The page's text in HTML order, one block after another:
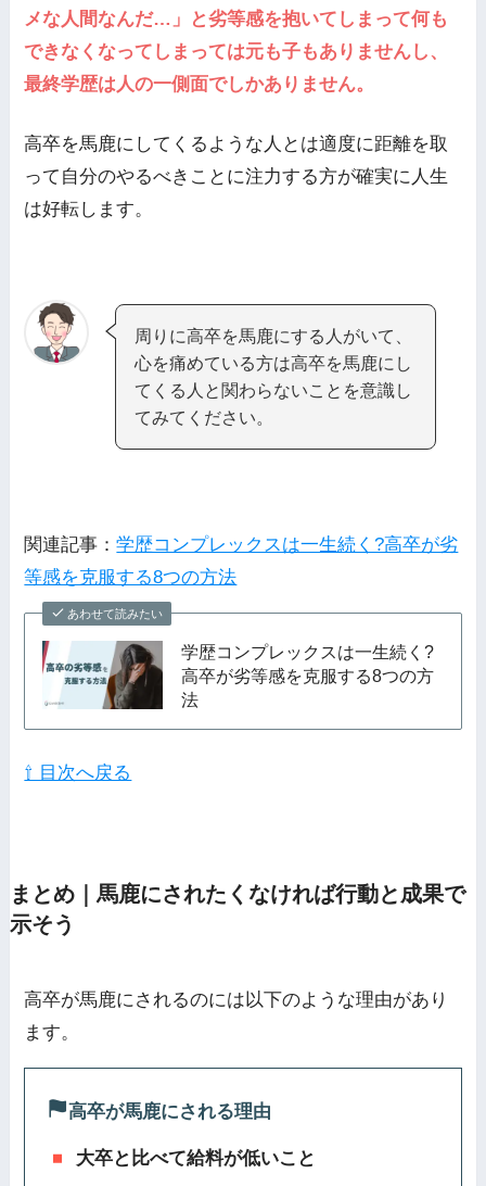
メな人間なんだ…」と劣等感を抱いてしまって何も
できなくなってしまっては元も子もありませんし、
最終学歴は人の一側面でしかありません。
高卒を馬鹿にしてくるような人とは適度に距離を取
って自分のやるべきことに注力する方が確実に人生
は好転します。
周りに高卒を馬鹿にする人がいて、
心を痛めている方は高卒を馬鹿にし
てくる人と関わらないことを意識し
てみてください。
関連記事：学歴コンプレックスは一生続く?高卒が劣
等感を克服する8つの方法
あわせて読みたい
学歴コンプレックスは一生続く?
高卒が劣等感を克服する8つの方
法
⇧ 目次へ戻る
まとめ｜馬鹿にされたくなければ行動と成果で
示そう
高卒が馬鹿にされるのには以下のような理由があり
ます。
高卒が馬鹿にされる理由
大卒と比べて給料が低いこと